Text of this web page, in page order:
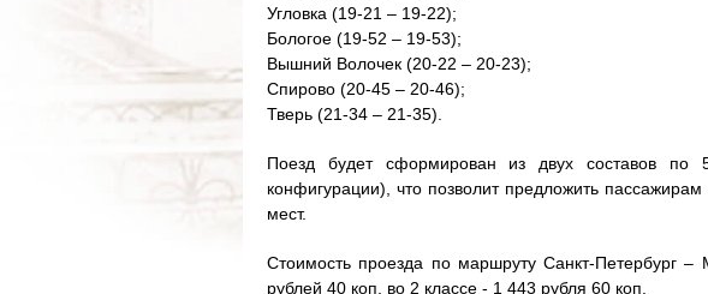
Угловка (19-21 – 19-22);
Бологое (19-52 – 19-53);
Вышний Волочек (20-22 – 20-23);
Спирово (20-45 – 20-46);
Тверь (21-34 – 21-35).
Поезд будет сформирован из двух составов по
конфигурации), что позволит предложить
мест.
Стоимость проезда по маршруту Санкт-Петербург –
рублей 40 коп, во 2 классе - 1 443 рубля 60 коп.